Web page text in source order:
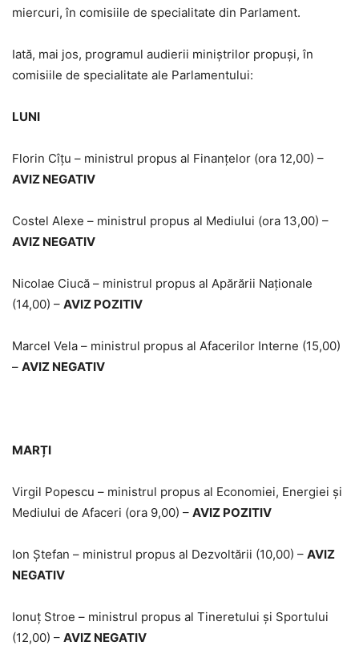
miercuri, în comisiile de specialitate din Parlament.
Iată, mai jos, programul audierii miniștrilor propuși, în
comisiile de specialitate ale Parlamentului:
LUNI
Florin Cîţu – ministrul propus al Finanţelor (ora 12,00) –
AVIZ NEGATIV
Costel Alexe – ministrul propus al Mediului (ora 13,00) –
AVIZ NEGATIV
Nicolae Ciucă – ministrul propus al Apărării Naţionale
(14,00) – AVIZ POZITIV
Marcel Vela – ministrul propus al Afacerilor Interne (15,00)
– AVIZ NEGATIV
MARȚI
Virgil Popescu – ministrul propus al Economiei, Energiei şi
Mediului de Afaceri (ora 9,00) – AVIZ POZITIV
Ion Ştefan – ministrul propus al Dezvoltării (10,00) – AVIZ
NEGATIV
Ionuţ Stroe – ministrul propus al Tineretului şi Sportului
(12,00) – AVIZ NEGATIV